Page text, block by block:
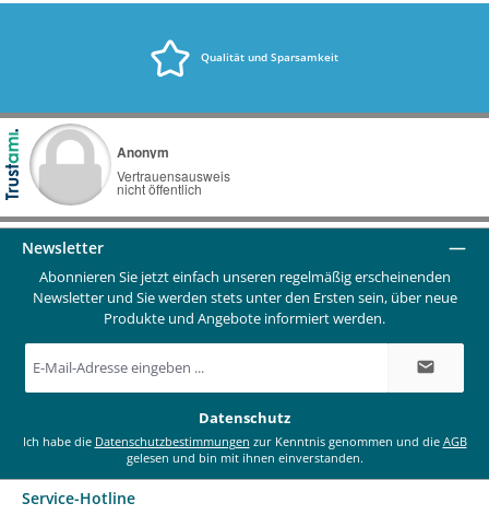
Qualität und Sparsamkeit
Newsletter
Abonnieren Sie jetzt einfach unseren regelmäßig erscheinenden
Newsletter und Sie werden stets unter den Ersten sein, über neue
Produkte und Angebote informiert werden.
Mail-
Datenschutz
Ich habe die Datenschutzbestimmungen zur Kenntnis genommen und die AGB
gelesen und bin mit ihnen einverstanden.
Service-Hotline